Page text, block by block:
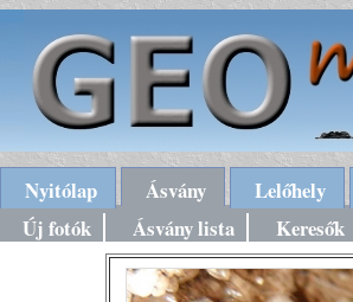
Nyitólap Ásvány Lelőhely
Új fotók
Ásvány lista Keresők